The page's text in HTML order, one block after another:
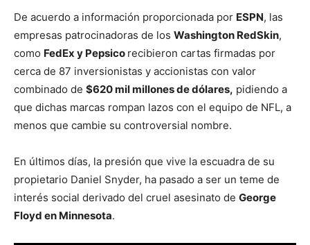
De acuerdo a información proporcionada por ESPN, las
empresas patrocinadoras de los Washington RedSkin,
como FedEx y Pepsico recibieron cartas firmadas por
cerca de 87 inversionistas y accionistas con valor
combinado de $620 mil millones de dólares, pidiendo a
que dichas marcas rompan lazos con el equipo de NFL, a
menos que cambie su controversial nombre.
En últimos días, la presión que vive la escuadra de su
propietario Daniel Snyder, ha pasado a ser un teme de
interés social derivado del cruel asesinato de George
Floyd en Minnesota.